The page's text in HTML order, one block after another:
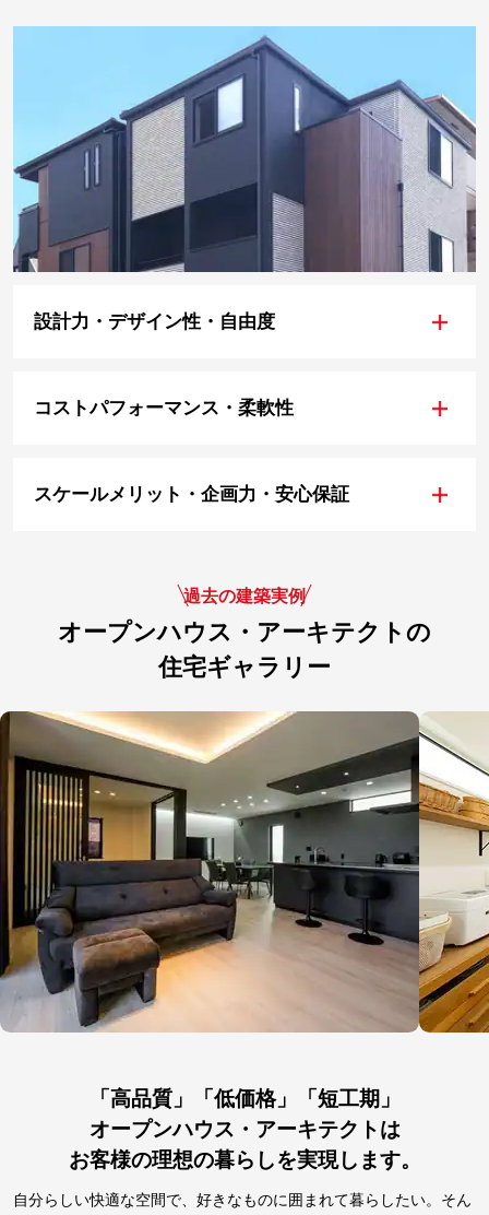
設計力・デザイン性・自由度 +
コストパフォーマンス・柔軟性 +
スケールメリット・企画力・安心保証 +
過去の建築実例
オープンハウス・アーキテクトの
住宅ギャラリー
「高品質」「低価格」「短工期」
オープンハウス・アーキテクトは
お客様の理想の暮らしを実現します。
自分らしい快適な空間で、好きなものに囲まれて暮らしたい。そん